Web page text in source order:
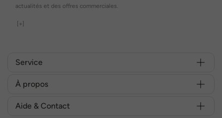
actualités et des offres commerciales.
[+]
Service
À propos
Aide & Contact